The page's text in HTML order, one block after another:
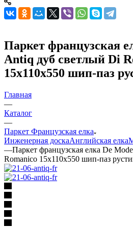
Паркет французская
Antiq дуб светлый Di
15х110х550 шип-паз
Главная
—
Каталог
—
Паркет Французская елка
Инженерная доскаАнглийская елка
—Паркет французская елка De
Romanico 15х110х550 шип-паз